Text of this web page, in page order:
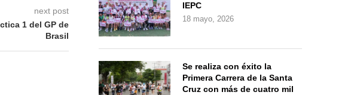
next post
1 del GP de
Brasil
IEPC
18 mayo, 2026
Se realiza con éxito la
Primera Carrera de la Santa
Cruz con más de cuatro mil